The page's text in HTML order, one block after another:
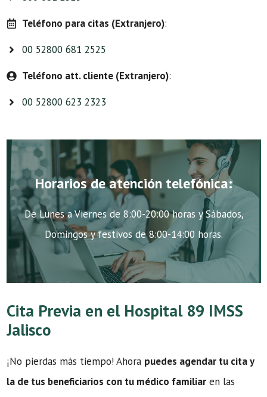
Teléfono para citas (Extranjero):
00 52800 681 2525
Teléfono att. cliente (Extranjero):
00 52800 623 2323
Horarios de atención telefónica:
De Lunes a Viernes de 8:00-20:00 horas y Sábados,
Domingos y festivos de 8:00-14:00 horas.
Cita Previa en el Hospital 89 IMSS
Jalisco
¡No pierdas más tiempo! Ahora puedes agendar tu cita y
la de tus beneficiarios con tu médico familiar en las